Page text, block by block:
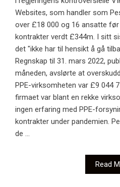
Websites, som handler som
over £18 000 og 16 ansatte
kontrakter verdt £344m. I sitt
det "ikke har til hensikt å gå
Regnskap til 31. mars 2022,
måneden, avslørte at
PPE-virksomheten var £9 044
firmaet var blant en rekke
ingen erfaring med PPE-
kontrakter under pandemien.
de ...
Read